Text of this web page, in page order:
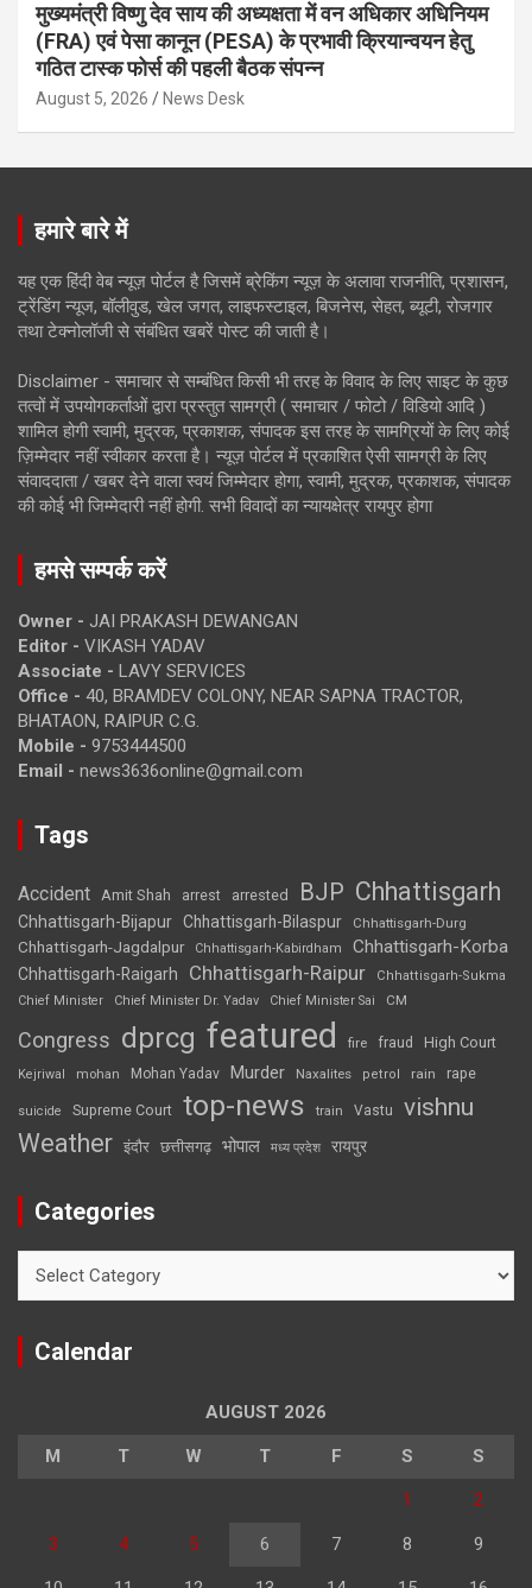
मुख्यमंत्री विष्णु देव साय की अध्यक्षता में वन अधिकार अधिनियम
(FRA) एवं पेसा कानून (PESA) के प्रभावी क्रियान्वयन हेतु
गठित टास्क फोर्स की पहली बैठक संपन्न
August 5, 2026 News Desk
हमारे बारे में
यह एक हिंदी वेब न्यूज़ पोर्टल है जिसमें ब्रेकिंग न्यूज़ के अलावा राजनीति, प्रशासन,
ट्रेंडिंग न्यूज, बॉलीवुड, खेल जगत, लाइफस्टाइल, बिजनेस, सेहत, ब्यूटी, रोजगार
तथा टेक्नोलॉजी से संबंधित खबरें पोस्ट की जाती है।
Disclaimer - समाचार से सम्बंधित किसी भी तरह के विवाद के लिए साइट के कुछ
तत्वों में उपयोगकर्ताओं द्वारा प्रस्तुत सामग्री ( समाचार / फोटो / विडियो आदि )
शामिल होगी स्वामी, मुद्रक, प्रकाशक, संपादक इस तरह के सामग्रियों के लिए कोई
ज़िम्मेदार नहीं स्वीकार करता है। न्यूज़ पोर्टल में प्रकाशित ऐसी सामग्री के लिए
संवाददाता / खबर देने वाला स्वयं जिम्मेदार होगा, स्वामी, मुद्रक, प्रकाशक, संपादक
की कोई भी जिम्मेदारी नहीं होगी. सभी विवादों का न्यायक्षेत्र रायपुर होगा
हमसे सम्पर्क करें
Owner - JAI PRAKASH DEWANGAN
Editor - VIKASH YADAV
Associate - LAVY SERVICES
Office - 40, BRAMDEV COLONY, NEAR SAPNA TRACTOR,
BHATAON, RAIPUR C.G.
Mobile - 9753444500
Email - news3636online@gmail.com
Tags
Accident Amit Shah arrest arrested BJP Chhattisgarh
Chhattisgarh-Bijapur Chhattisgarh-Bilaspur Chhattisgarh-Durg
Chhattisgarh-Jagdalpur Chhattisgarh-Kabirdham Chhattisgarh-Korba
Chhattisgarh-Raigarh Chhattisgarh-Raipur
Chhattisgarh-Sukma
Chief Minister
Chief Minister Dr. Yadav Chief Minister Sai CM
Congress dprcg featured fire fraud High Court
Kejriwal mohan Mohan Yadav Murder Naxalites petrol rain rape
suicide Supreme Court top-news train Vastu vishnu
Weather इंदौर छत्तीसगढ़ भोपाल मध्य प्रदेश रायपुर
Categories
Calendar
AUGUST 2026
M T W T F S S
1 2
3 4 5 6 7 8 9